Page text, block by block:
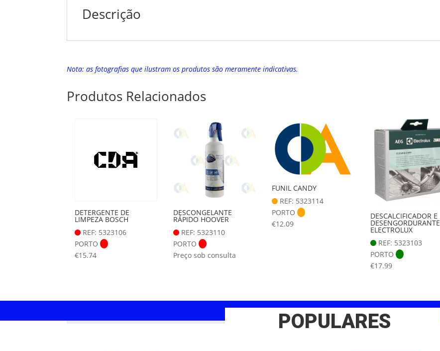
Descrição
Nota: as fotografias que ilustram os produtos são meramente indicativas.
Produtos Relacionados
DETERGENTE DE
LIMPEZA BOSCH
REF: 5323106
PORTO
€15.74
DESCONGELANTE
RÁPIDO HOOVER
REF: 5323110
PORTO
Preço sob consulta
FUNIL CANDY
REF: 5323114
PORTO
€12.09
DESCALCIFICADOR E
DESENGORDURANTE
ELECTROLUX
REF: 5323103
PORTO
€17.99
POPULARES